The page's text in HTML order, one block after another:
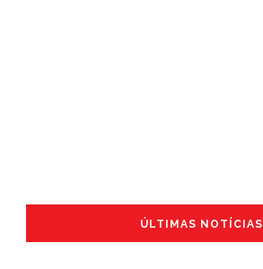
ÚLTIMAS NOTÍCIAS